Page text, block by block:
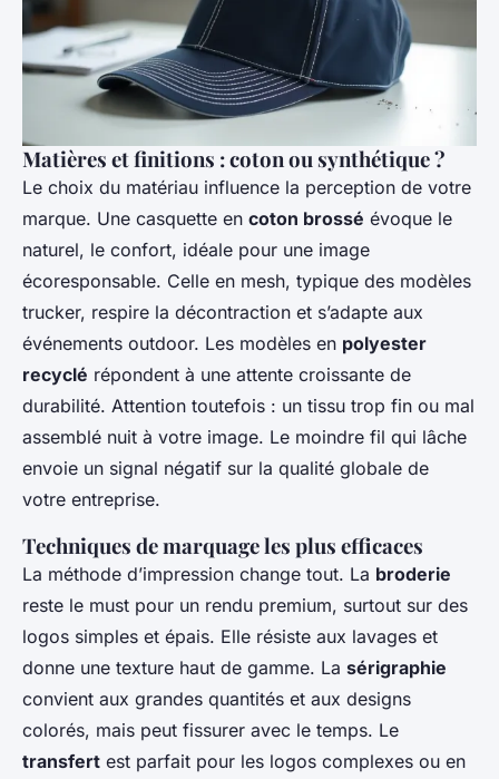
Matières et finitions : coton ou synthétique ?
Le choix du matériau influence la perception de votre
marque. Une casquette en coton brossé évoque le
naturel, le confort, idéale pour une image
écoresponsable. Celle en mesh, typique des modèles
trucker, respire la décontraction et s’adapte aux
événements outdoor. Les modèles en polyester
recyclé répondent à une attente croissante de
durabilité. Attention toutefois : un tissu trop fin ou mal
assemblé nuit à votre image. Le moindre fil qui lâche
envoie un signal négatif sur la qualité globale de
votre entreprise.
Techniques de marquage les plus efficaces
La méthode d’impression change tout. La broderie
reste le must pour un rendu premium, surtout sur des
logos simples et épais. Elle résiste aux lavages et
donne une texture haut de gamme. La sérigraphie
convient aux grandes quantités et aux designs
colorés, mais peut fissurer avec le temps. Le
transfert est parfait pour les logos complexes ou en